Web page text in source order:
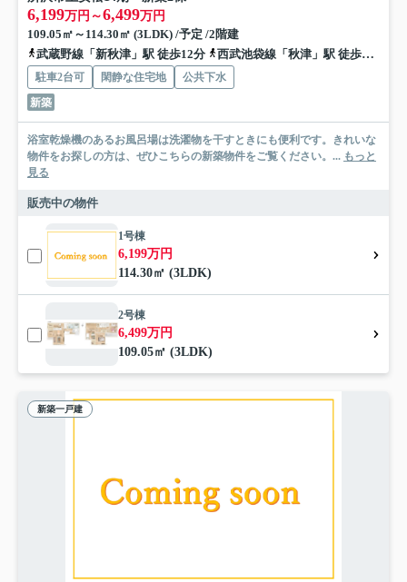
6,199万円～6,499万円
109.05㎡～114.30㎡ (3LDK) /予定 /2階建
武蔵野線「新秋津」駅 徒歩12分
西武池袋線「秋津」駅 徒歩16分
駐車2台可 閑静な住宅地
公共下水
新築
浴室乾燥機のあるお風呂場は洗濯物を干すときにも便利です。きれいな
物件をお探しの方は、ぜひこちらの新築物件をご覧ください。... もっと
見る
販売中の物件
1号棟
6,199万円
114.30㎡ (3LDK)
2号棟
6,499万円
109.05㎡ (3LDK)
新築一戸建